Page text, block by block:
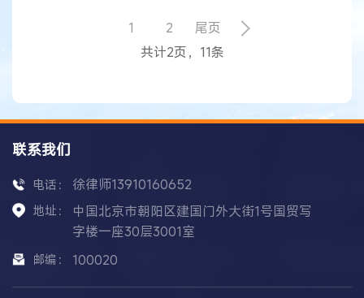
其经营的天猫、拼多多、京东等网店平台的商品名
称、产品展示页以及产品本身、外包装、使用说明
书上突出使用“钻石”标识字样。A
1 2
尾页
共计2页，11条
联系我们
电话： 徐律师13910160652
地址：
中国北京市朝阳区建国门外大街1号国贸写
字楼一座30层3001室
邮编： 100020